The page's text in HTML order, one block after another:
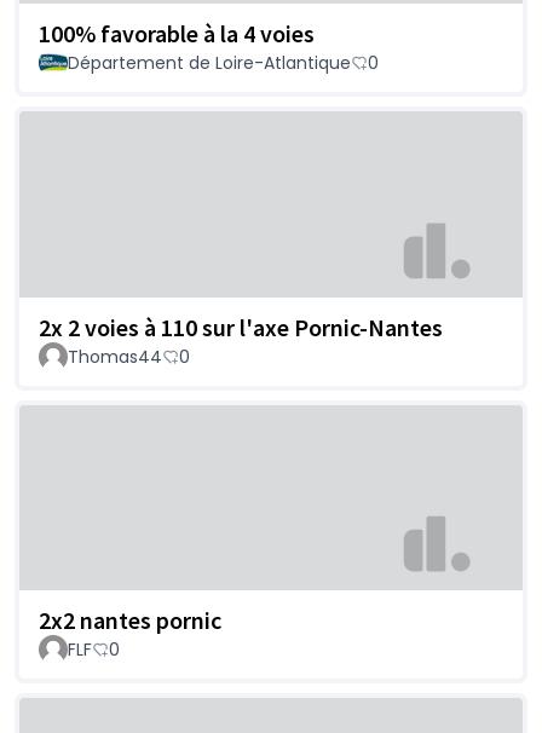
100% favorable à la 4 voies
Département de Loire-Atlantique 0
2x 2 voies à 110 sur l'axe Pornic-Nantes
Thomas44 0
2x2 nantes pornic
FLF 0